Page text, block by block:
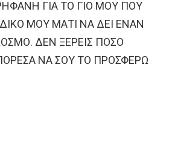
ΓΙΑ ΤΟ ΓΙΟ ΜΟΥ ΠΟΥ
ΜΟΥ ΜΑΤΙ ΝΑ ΔΕΙ ΕΝΑΝ
ΔΕΝ ΞΕΡΕΙΣ ΠΟΣΟ
ΝΑ ΣΟΥ ΤΟ ΠΡΟΣΦΕΡΩ